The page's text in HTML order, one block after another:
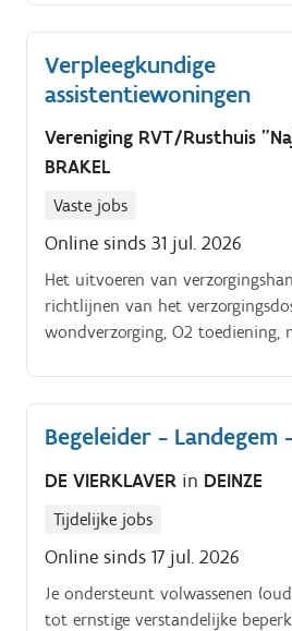
decubituspreventie, controle
Verpleegkundige
assistentiewoningen
Vereniging RVT/Rusthuis
BRAKEL
Vaste jobs
Online sinds 31 jul. 2026
Het uitvoeren van
richtlijnen van het
wondverzorging, O2 toediening,
Begeleider - Landegem
DE VIERKLAVER in DEINZE
Tijdelijke jobs
Online sinds 17 jul. 2026
Je ondersteunt volwassenen
tot ernstige verstandelijke